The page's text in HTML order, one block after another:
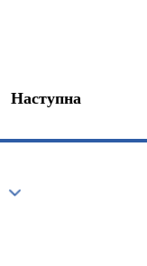
Наступна